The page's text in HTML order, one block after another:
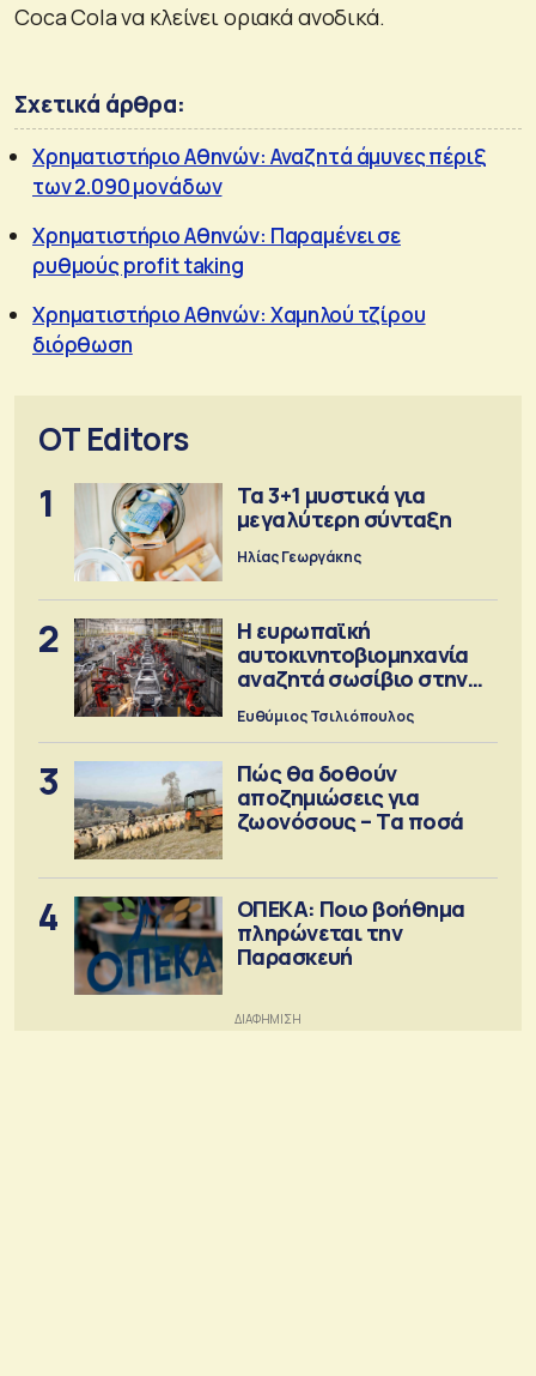
Coca Cola να κλείνει οριακά ανοδικά.
Σχετικά άρθρα:
Χρηματιστήριο Αθηνών: Αναζητά άμυνες πέριξ
των 2.090 μονάδων
Χρηματιστήριο Αθηνών: Παραμένει σε
ρυθμούς profit taking
Χρηματιστήριο Αθηνών: Χαμηλού τζίρου
διόρθωση
OT Editors
1
Τα 3+1 μυστικά για
μεγαλύτερη σύνταξη
Ηλίας Γεωργάκης
2
Η ευρωπαϊκή
αυτοκινητοβιομηχανία
αναζητά σωσίβιο στην
Κίνα
Ευθύμιος Τσιλιόπουλος
3
Πώς θα δοθούν
αποζημιώσεις για
ζωονόσους – Τα ποσά
4
ΟΠΕΚΑ: Ποιο βοήθημα
πληρώνεται την
Παρασκευή